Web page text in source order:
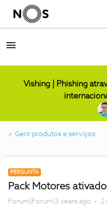
Vishing | Phishing
Gerir produtos e serviços
PERGUNTA
Pack Motores
Forum|Forum|3 years ago 2